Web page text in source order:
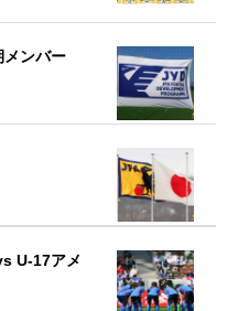
メンバー
U-17アメ